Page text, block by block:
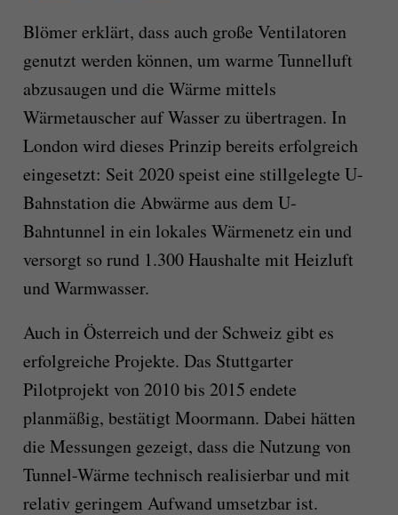
Blömer erklärt, dass auch große Ventilatoren
genutzt werden können, um warme Tunnelluft
abzusaugen und die Wärme mittels
Wärmetauscher auf Wasser zu übertragen. In
London wird dieses Prinzip bereits erfolgreich
eingesetzt: Seit 2020 speist eine stillgelegte U-
Bahnstation die Abwärme aus dem U-
Bahntunnel in ein lokales Wärmenetz ein und
versorgt so rund 1.300 Haushalte mit Heizluft
und Warmwasser.
Auch in Österreich und der Schweiz gibt es
erfolgreiche Projekte. Das Stuttgarter
Pilotprojekt von 2010 bis 2015 endete
planmäßig, bestätigt Moormann. Dabei hätten
die Messungen gezeigt, dass die Nutzung von
Tunnel-Wärme technisch realisierbar und mit
relativ geringem Aufwand umsetzbar ist.